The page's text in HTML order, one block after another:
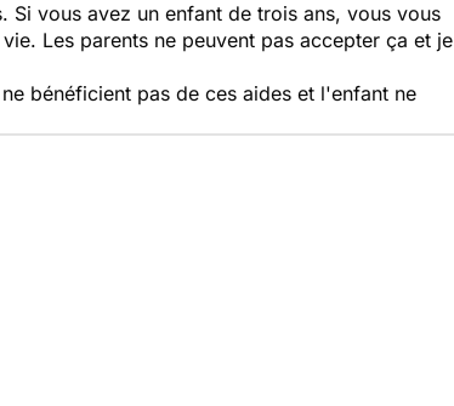
Si vous avez un enfant de trois ans, vous vous
Les parents ne peuvent pas accepter ça et je
bénéficient pas de ces aides et l'enfant ne